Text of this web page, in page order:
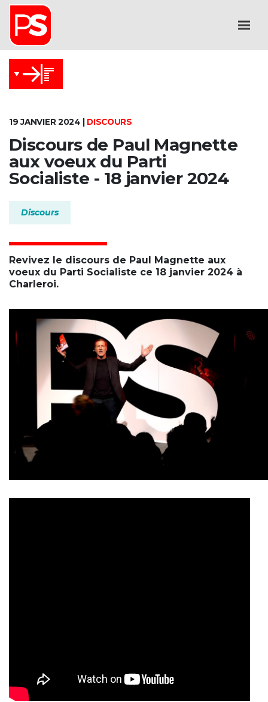
19 JANVIER 2024 | DISCOURS
Discours de Paul Magnette
aux voeux du Parti
Socialiste - 18 janvier 2024
Discours
Revivez le discours de Paul Magnette aux
voeux du Parti Socialiste ce 18 janvier 2024 à
Charleroi.